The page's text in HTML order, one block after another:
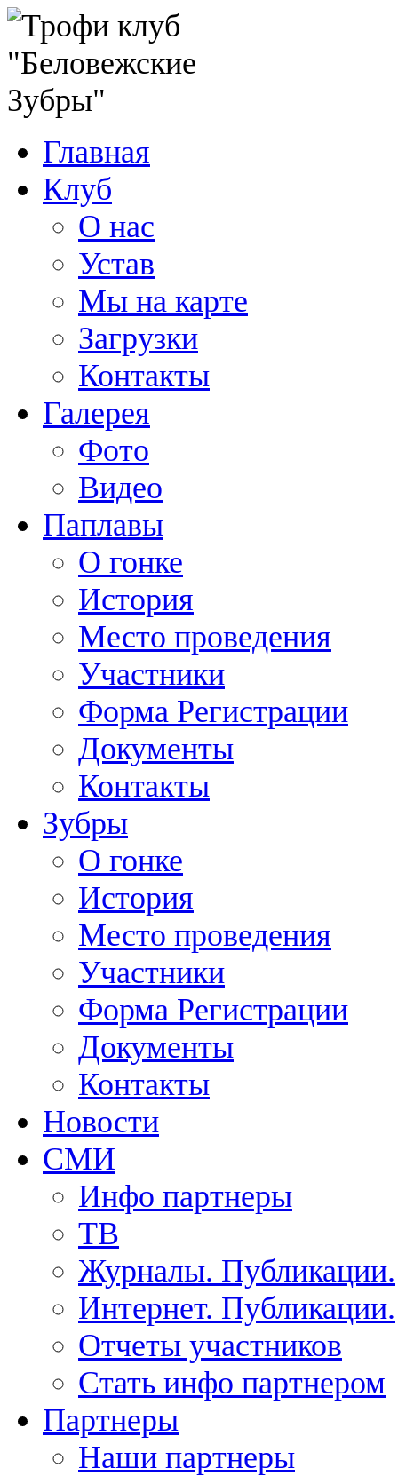
Главная
Клуб
О нас
Устав
Мы на карте
Загрузки
Контакты
Галерея
Фото
Видео
Паплавы
О гонке
История
Место проведения
Участники
Форма Регистрации
Документы
Контакты
Зубры
О гонке
История
Место проведения
Участники
Форма Регистрации
Документы
Контакты
Новости
СМИ
Инфо партнеры
ТВ
Журналы. Публикации.
Интернет. Публикации.
Отчеты участников
Стать инфо партнером
Партнеры
Наши партнеры